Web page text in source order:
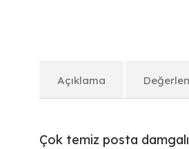
Açıklama
Çok temiz posta